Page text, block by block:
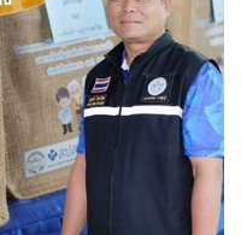
บรรเทา
ภาวะ
ขาดแคลน
เลือด
ต่อ
เนื่อง
กว่า
10
ปี
สาน
ต่อ
โครงการ
“ส่ง
ต่อ
ลูก
หนัง
สาน
ฝัน